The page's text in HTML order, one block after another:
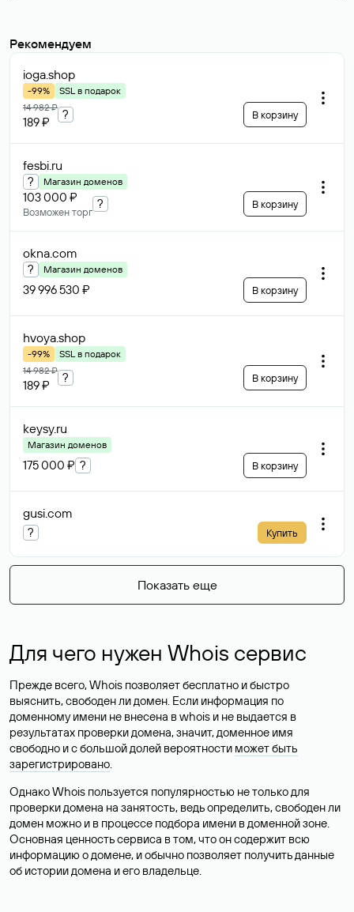
Рекомендуем
ioga.shop
-99%
SSL в подарок
14 982 ₽
189 ₽
? В корзину
fesbi.ru
? Магазин доменов
103 000 ₽
Возможен торг
? В корзину
okna.com
? Магазин доменов
39 996 530 ₽ В корзину
hvoya.shop
-99%
SSL в подарок
14 982 ₽
189 ₽
? В корзину
keysy.ru
Магазин доменов
175 000 ₽ ? В корзину
gusi.com
? Купить
Показать еще
Для чего нужен Whois сервис
Прежде всего, Whois позволяет бесплатно и быстро
выяснить, свободен ли домен. Если информация по
доменному имени не внесена в whois и не выдается в
результатах проверки домена, значит, доменное имя
свободно и с большой долей вероятности может быть
зарегистрировано.
Однако Whois пользуется популярностью не только для
проверки домена на занятость, ведь определить, свободен ли
домен можно и в процессе подбора имени в доменной зоне.
Основная ценность сервиса в том, что он содержит всю
информацию о домене, и обычно позволяет получить данные
об истории домена и его владельце.